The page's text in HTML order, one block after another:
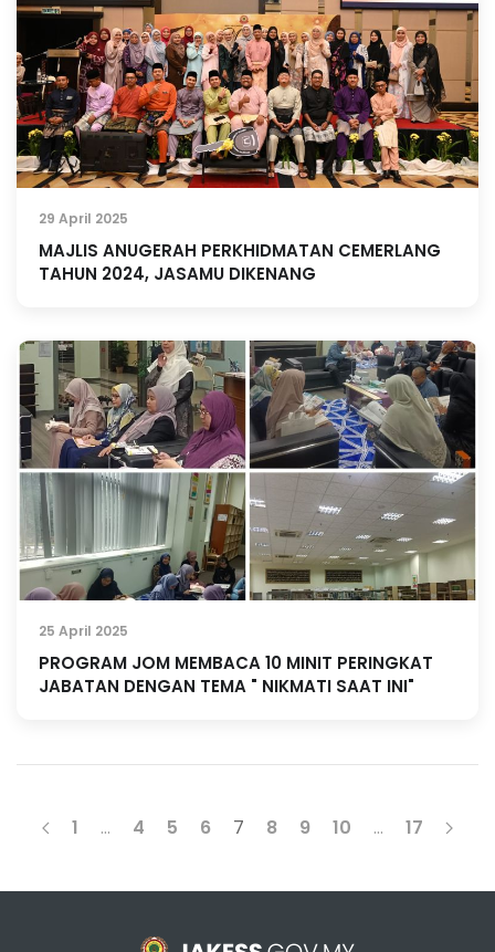
29 April 2025
MAJLIS ANUGERAH PERKHIDMATAN CEMERLANG
TAHUN 2024, JASAMU DIKENANG
25 April 2025
PROGRAM JOM MEMBACA 10 MINIT PERINGKAT
JABATAN DENGAN TEMA " NIKMATI SAAT INI"
1 … 4 5 6 7 8 9 10 … 17